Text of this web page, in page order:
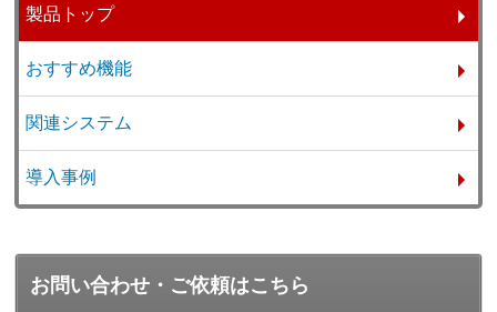
製品トップ
おすすめ機能
関連システム
導入事例
お問い合わせ・ご依頼はこちら